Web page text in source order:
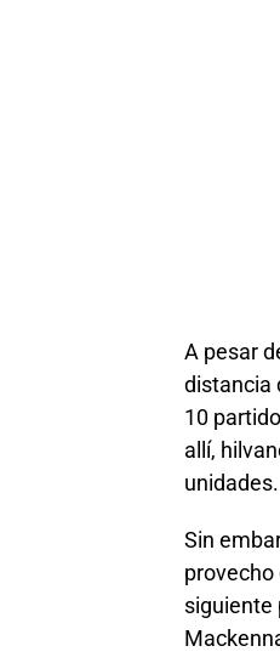
A pesar
distancia
10
allí,
unidades.
Sin
provecho
siguiente